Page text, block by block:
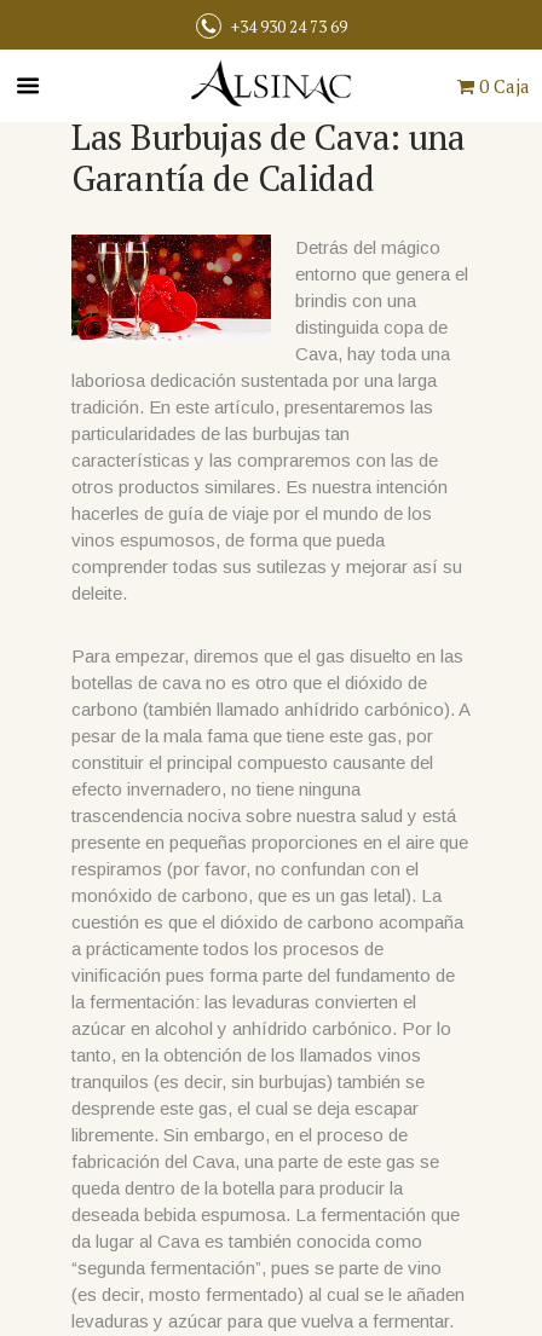
+34 930 24 73 69
0 Caja
Las Burbujas de Cava: una
Garantía de Calidad
Detrás del mágico
entorno que genera el
brindis con una
distinguida copa de
Cava, hay toda una
laboriosa dedicación sustentada por una larga
tradición. En este artículo, presentaremos las
particularidades de las burbujas tan
características y las compraremos con las de
otros productos similares. Es nuestra intención
hacerles de guía de viaje por el mundo de los
vinos espumosos, de forma que pueda
comprender todas sus sutilezas y mejorar así su
deleite.
Para empezar, diremos que el gas disuelto en las
botellas de cava no es otro que el dióxido de
carbono (también llamado anhídrido carbónico). A
pesar de la mala fama que tiene este gas, por
constituir el principal compuesto causante del
efecto invernadero, no tiene ninguna
trascendencia nociva sobre nuestra salud y está
presente en pequeñas proporciones en el aire que
respiramos (por favor, no confundan con el
monóxido de carbono, que es un gas letal). La
cuestión es que el dióxido de carbono acompaña
a prácticamente todos los procesos de
vinificación pues forma parte del fundamento de
la fermentación: las levaduras convierten el
azúcar en alcohol y anhídrido carbónico. Por lo
tanto, en la obtención de los llamados vinos
tranquilos (es decir, sin burbujas) también se
desprende este gas, el cual se deja escapar
libremente. Sin embargo, en el proceso de
fabricación del Cava, una parte de este gas se
queda dentro de la botella para producir la
deseada bebida espumosa. La fermentación que
da lugar al Cava es también conocida como
“segunda fermentación”, pues se parte de vino
(es decir, mosto fermentado) al cual se le añaden
levaduras y azúcar para que vuelva a fermentar.